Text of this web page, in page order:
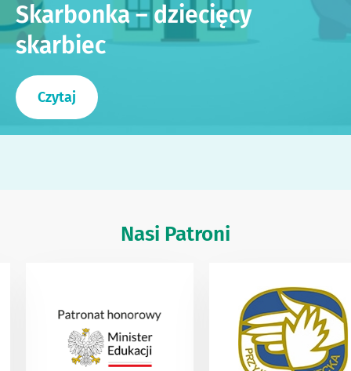
Skarbonka – dziecięcy
skarbiec
Czytaj
Nasi Patroni